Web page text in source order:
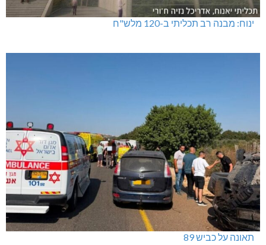
ינוח: מבנה רב תכליתי ב-120 מלש"ח
תאונה על כביש 89